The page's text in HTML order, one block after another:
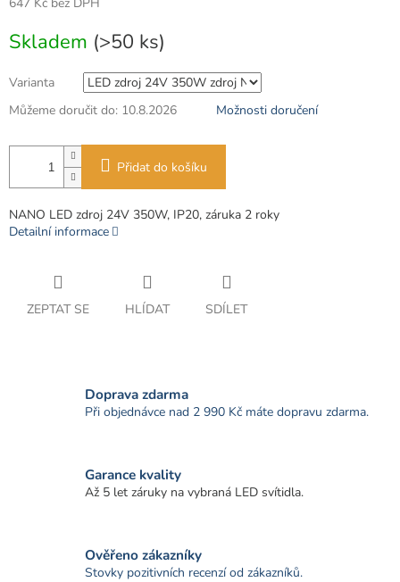
647 Kč bez DPH
cena:
Skladem (>50 ks)
Varianta
Můžeme doručit do: 10.8.2026 Možnosti doručení
Přidat do košíku
NANO LED zdroj 24V 350W, IP20, záruka 2 roky
Detailní informace
ZEPTAT SE HLÍDAT SDÍLET
Doprava zdarma
Při objednávce nad 2 990 Kč máte dopravu zdarma.
Garance kvality
Až 5 let záruky na vybraná LED svítidla.
Ověřeno zákazníky
Stovky pozitivních recenzí od zákazníků.